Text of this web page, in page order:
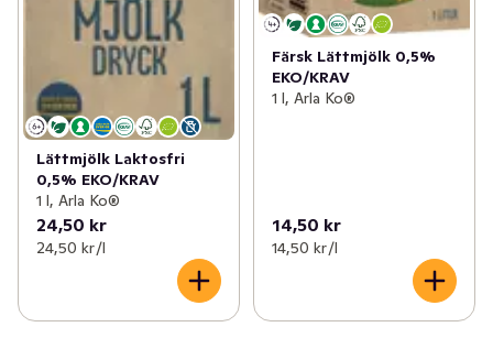
Lättmjölk Laktosfri
0,5% EKO/KRAV
1 l, Arla Ko®
24,50 kr
24,50 kr /l
Färsk Lättmjölk 0,5%
EKO/KRAV
1 l, Arla Ko®
14,50 kr
14,50 kr /l